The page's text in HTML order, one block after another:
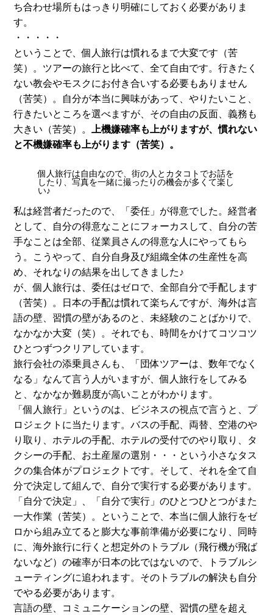
ち合わせ場所もはっきり明確にしておく必要がありま
す。
・・・・・
ということで、個人旅行は慣れるまで大変です（苦
笑）。ツアーの旅行と比べて、全て自由です。行きたく
ない教会やモスクにお付き合いする必要もありません
（苦笑）。 自分が本当に興味があって、やりたいこと、
行きたいところを選べますが、その自由の反面、義務も
大きい（苦笑）。上機嫌確率も上がりますが、慣れない
と不機嫌確率も上がります（苦笑）。
個人旅行は自由なので、街の人とカタコトでお話を
したり、写真を一緒に撮ったりの機会が多くて楽し
い♪
私は経営者だったので、「委任」が得意でした。経営者
として、自分の得意なことにフォーカスして、自分の苦
手なことは全部、従業員さんの得意な人にやってもら
う。こうやって、自分自身及び組織全体の生産性を高
め、それなりの結果を出してきました♪
が、個人旅行は、委任はゼロで、全部自分で手配します
（苦笑）。日本の手配は慣れて楽ちんですが、海外は言
語の壁、習慣の壁があるのと、未経験のことばかりで、
なかなか大変（笑）。それでも、時間をかけてコツコツ
ひとつずつクリアしています。
旅行会社の添乗員さんも、「団体ツアーは、数年でなく
なる」なんて言う人がいますが、個人旅行をしてみる
と、なかなか難易度が高いことがわかります。
「個人旅行」というのは、ビジネスの視点で言うと、プ
ロジェクトに当たります。バスの手配、両替、空港のや
り取り、ホテルの手配、ホテルの受付でのやり取り、タ
クシーの手配、お土産屋の選別・・・という小さなタス
クの集合体がプロジェクトです。そして、それを全て自
分で決定して組んで、自分で実行する必要があります。
「自分で決定」、「自分で実行」のひとつひとつがまた
一大作業（苦笑）。ということで、本当に個人旅行をゼ
ロから組み立てると膨大な事前準備が必要になり、同時
に、海外旅行に行くと想定外のトラブル（飛行機が飛ば
ないなど）の確率が日本の比ではないので、トラブルシ
ューティングに追われます。そのトラブルの解決も自分
でやる必要があります。
言語の壁、コミュニケーションの壁、習慣の壁を超え